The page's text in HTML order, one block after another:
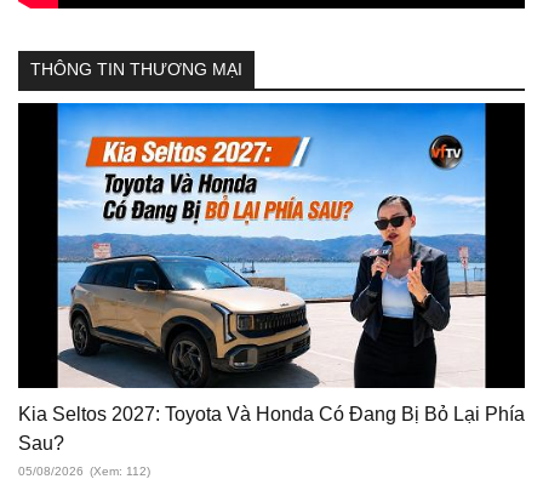
THÔNG TIN THƯƠNG MẠI
Kia Seltos 2027: Toyota Và Honda Có Đang Bị Bỏ Lại Phía
Sau?
05/08/2026 (Xem: 112)